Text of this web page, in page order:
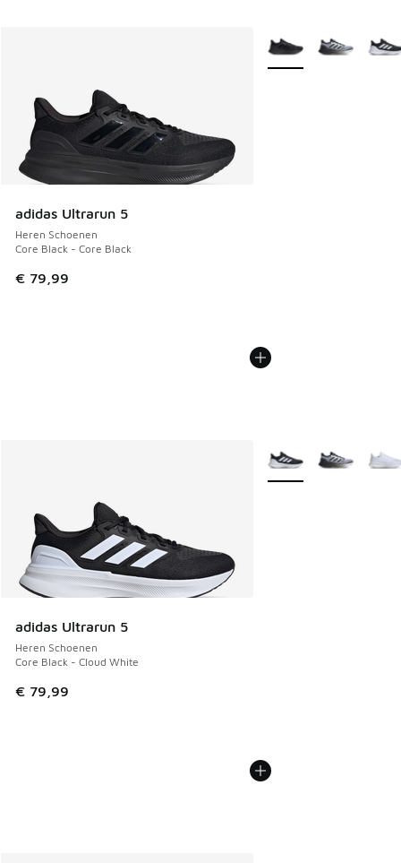
adidas Ultrarun 5
Heren Schoenen
Core Black - Core Black
€ 79,99
Meer kleuren
adidas Ultrarun 5
Heren Schoenen
Core Black - Cloud White
€ 79,99
Meer kleuren